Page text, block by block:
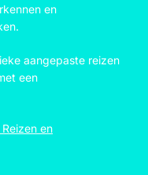
en
aangepaste reizen
een
en